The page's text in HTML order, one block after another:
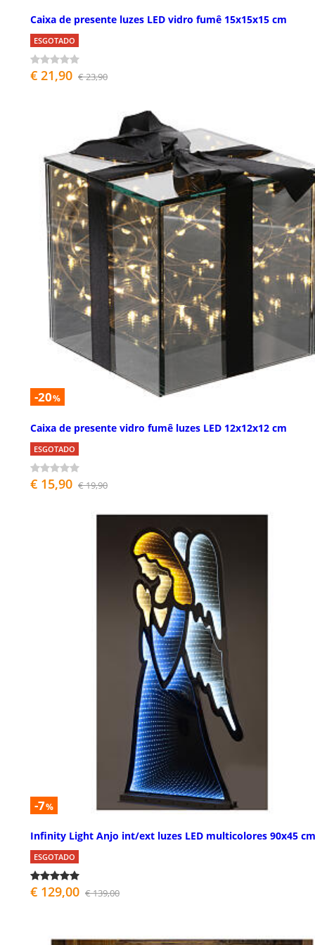
Caixa de presente luzes LED vidro fumê 15x15x15 cm
ESGOTADO
€ 21,90 € 23,90
-20%
Caixa de presente vidro fumê luzes LED 12x12x12 cm
ESGOTADO
€ 15,90 € 19,90
-7%
Infinity Light Anjo int/ext luzes LED multicolores 90x45 cm
ESGOTADO
€ 129,00 € 139,00